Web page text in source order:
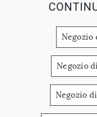
Negozio
Negozio
Negozio